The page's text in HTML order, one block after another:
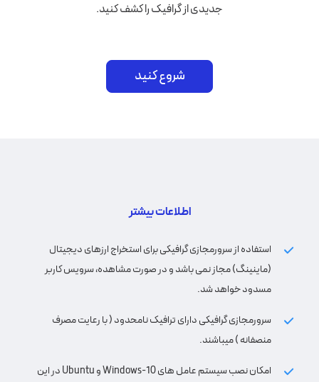
جدیدی از گرافیک را کشف کنید.
شروع کنید
اطلاعات بیشتر
استفاده از سرورمجازی گرافیکی برای استخراج ارزهای دیجیتال
(ماینینگ) مجاز نمی باشد و در صورت مشاهده، سرویس کاربر
مسدود خواهد شد.
سرورمجازی گرافیکی دارای ترافیک نامحدود ( با رعایت مصرف
منصفانه ) میباشند.
امکان نصب سیستم عامل های Windows-10 و Ubuntu در این